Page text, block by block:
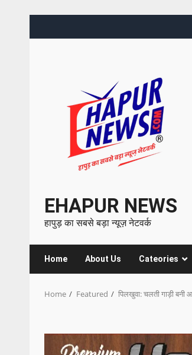
EHAPUR NEWS
हापुड़ का सबसे बड़ा न्यूज़ नेटवर्क
Home About Us Cateories
Home Featured पिलखुवा: चलती गाड़ी बनी